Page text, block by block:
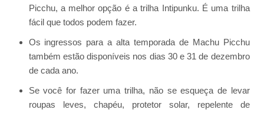
Picchu, a melhor opção é a trilha Intipunku. É uma trilha
fácil que todos podem fazer.
Os ingressos para a alta temporada de Machu Picchu
também estão disponíveis nos dias 30 e 31 de dezembro
de cada ano.
Se você for fazer uma trilha, não se esqueça de levar
roupas leves, chapéu, protetor solar, repelente de